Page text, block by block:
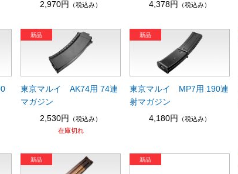
2,970円
（税込み）
4,378円
（税込み）
東京マルイ AK74用 74連
マガジン
2,530円
（税込み）
在庫切れ
東京マルイ MP7用 190連
射マガジン
4,180円
（税込み）